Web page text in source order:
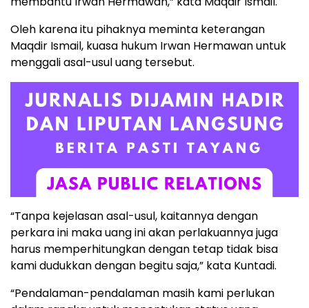
Oleh karena itu pihaknya meminta keterangan
Maqdir Ismail, kuasa hukum Irwan Hermawan untuk
menggali asal-usul uang tersebut.
“Tanpa kejelasan asal-usul, kaitannya dengan
perkara ini maka uang ini akan perlakuannya juga
harus memperhitungkan dengan tetap tidak bisa
kami dudukkan dengan begitu saja,” kata Kuntadi.
“Pendalaman-pendalaman masih kami perlukan